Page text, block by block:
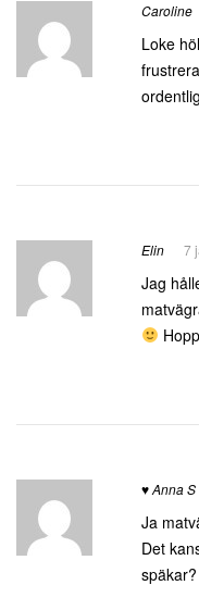
Caroline
Loke
Elin 7
Jag
♥ Anna S
Ja
Det
späkar?